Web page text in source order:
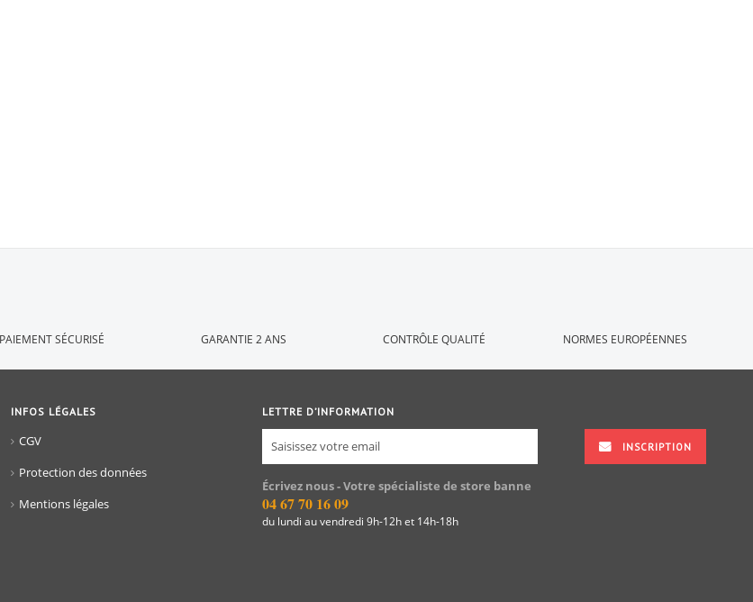
PAIEMENT SÉCURISÉ GARANTIE 2 ANS CONTRÔLE QUALITÉ NORMES EUROPÉENNES
INFOS LÉGALES
CGV
Protection des données
Mentions légales
LETTRE D’INFORMATION
INSCRIPTION
Écrivez nous - Votre spécialiste de store banne
04 67 70 16 09
du lundi au vendredi 9h-12h et 14h-18h